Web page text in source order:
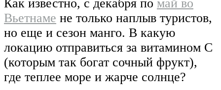
Как известно, с декабря по май во
Вьетнаме не только наплыв туристов,
но еще и сезон манго. В какую
локацию отправиться за витамином С
(которым так богат сочный фрукт),
где теплее море и жарче солнце?